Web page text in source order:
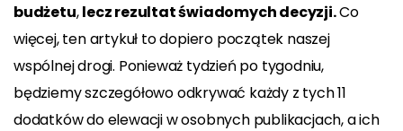
budżetu,lecz rezultat świadomych decyzji.Co
więcej, ten artykuł to dopiero początek naszej
wspólnej drogi. Ponieważ tydzień po tygodniu,
będziemy szczegółowo odkrywać każdy z tych 11
dodatków do elewacji w osobnych publikacjach, a ich